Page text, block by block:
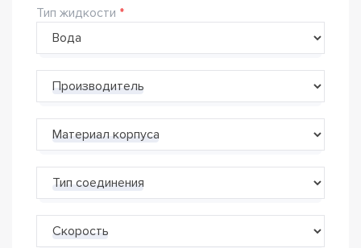
Тип жидкости
Производитель
Материал корпуса
Тип соединения
Скорость